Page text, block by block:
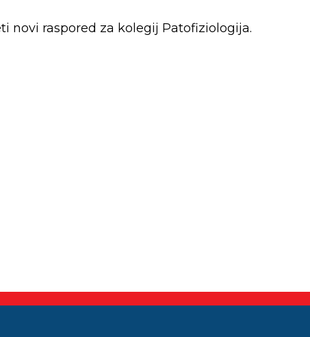
novi raspored za kolegij Patofiziologija.